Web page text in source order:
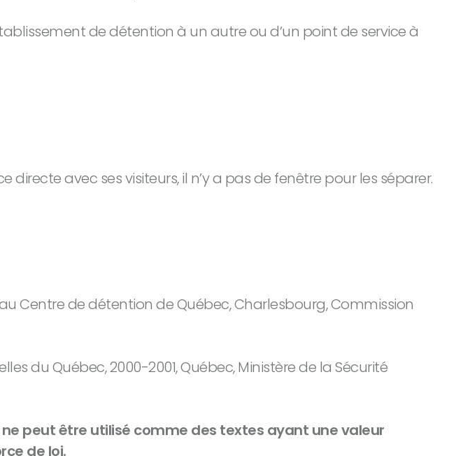
de détention à un autre ou d’un point de service à
avec ses visiteurs, il n’y a pas de fenêtre pour les séparer.
Centre de détention de Québec, Charlesbourg, Commission
du Québec, 2000-2001, Québec, Ministère de la Sécurité
peut être utilisé comme des textes ayant une valeur
de loi.